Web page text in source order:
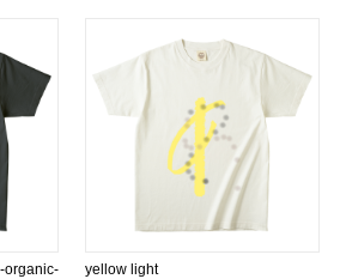
organic- yellow light